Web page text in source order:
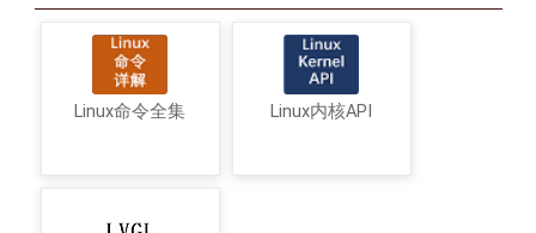
Linux命令全集 Linux内核API